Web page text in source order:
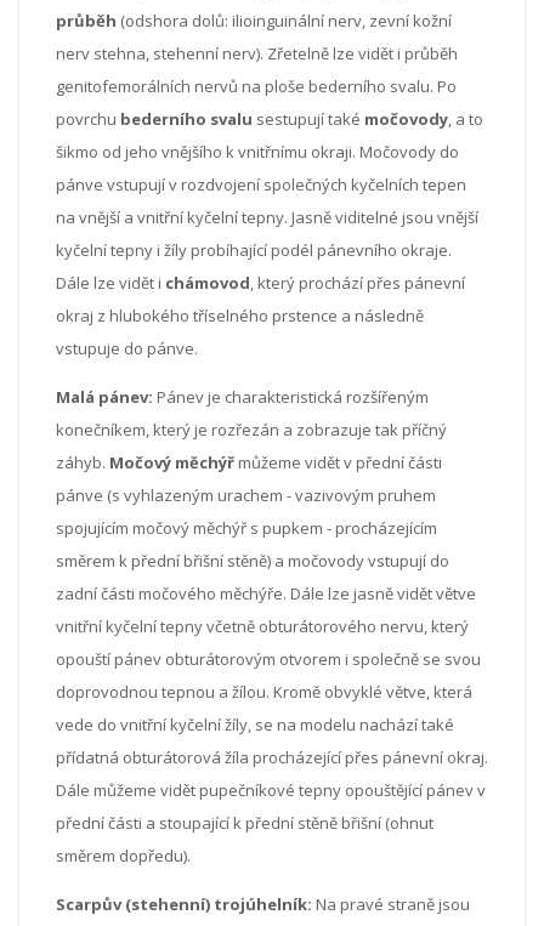
průběh (odshora dolů: ilioinguinální nerv, zevní kožní
nerv stehna, stehenní nerv). Zřetelně lze vidět i průběh
genitofemorálních nervů na ploše bederního svalu. Po
povrchu bederního svalu sestupují také močovody, a to
šikmo od jeho vnějšího k vnitřnímu okraji. Močovody do
pánve vstupují v rozdvojení společných kyčelních tepen
na vnější a vnitřní kyčelní tepny. Jasně viditelné jsou vnější
kyčelní tepny i žíly probíhající podél pánevního okraje.
Dále lze vidět i chámovod, který prochází přes pánevní
okraj z hlubokého tříselného prstence a následně
vstupuje do pánve.
Malá pánev: Pánev je charakteristická rozšířeným
konečníkem, který je rozřezán a zobrazuje tak příčný
záhyb. Močový měchýř můžeme vidět v přední části
pánve (s vyhlazeným urachem - vazivovým pruhem
spojujícím močový měchýř s pupkem - procházejícím
směrem k přední břišní stěně) a močovody vstupují do
zadní části močového měchýře. Dále lze jasně vidět větve
vnitřní kyčelní tepny včetně obturátorového nervu, který
opouští pánev obturátorovým otvorem i společně se svou
doprovodnou tepnou a žílou. Kromě obvyklé větve, která
vede do vnitřní kyčelní žíly, se na modelu nachází také
přídatná obturátorová žíla procházející přes pánevní okraj.
Dále můžeme vidět pupečníkové tepny opouštějící pánev v
přední části a stoupající k přední stěně břišní (ohnut
směrem dopředu).
Scarpův (stehenní) trojúhelník: Na pravé straně jsou